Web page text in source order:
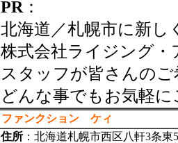
PR ：
北海道／札幌市に新し
株式会社ライジング・
スタッフが皆さんの
どんな事でもお気軽
ファンクション ケィ
住所 ：北海道札幌市西区八軒3条東